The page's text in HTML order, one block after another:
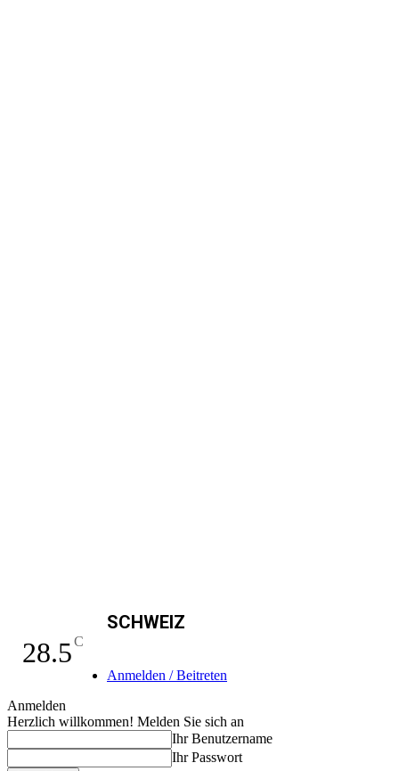
28.5C
SCHWEIZ
Anmelden / Beitreten
Anmelden
Herzlich willkommen! Melden Sie sich an
Ihr Benutzername
Ihr Passwort